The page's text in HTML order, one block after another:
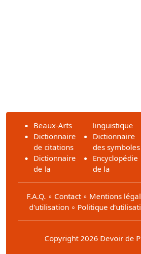
Beaux-Arts
Dictionnaire
de citations
Dictionnaire
de la
linguistique
Dictionnaire
des symboles
Encyclopédie
de la
F.A.Q. ∘ Contact ∘ Mentions
d'utilisation∘ Politique
Copyright 2026 Devoir de